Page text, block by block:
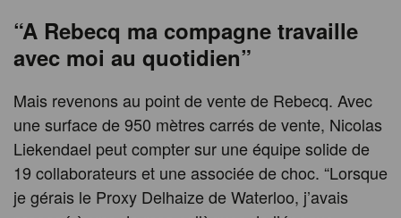
“A Rebecq ma compagne travaille
avec moi au quotidien”
Mais revenons au point de vente de Rebecq. Avec
une surface de 950 mètres carrés de vente, Nicolas
Liekendael peut compter sur une équipe solide de
19 collaborateurs et une associée de choc. “Lorsque
je gérais le Proxy Delhaize de Waterloo, j’avais